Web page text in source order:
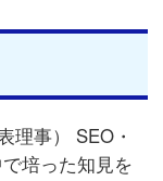
理事） SEO・
培った知見を